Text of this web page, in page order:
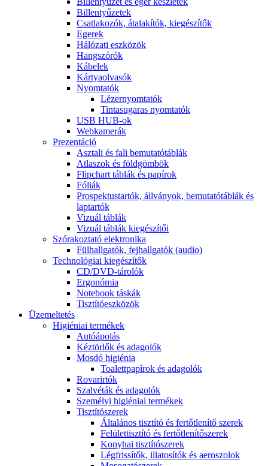
Billentyűzetek
Csatlakozók, átalakítók, kiegészítők
Egerek
Hálózati eszközök
Hangszórók
Kábelek
Kártyaolvasók
Nyomtatók
Lézernyomtatók
Tintasugaras nyomtatók
USB HUB-ok
Webkamerák
Prezentáció
Asztali és fali bemutatótáblák
Atlaszok és földgömbök
Flipchart táblák és papírok
Fóliák
Prospektustartók, állványok, bemutatótáblák és
laptartók
Vizuál táblák
Vizuál táblák kiegészítői
Szórakoztató elektronika
Fülhallgatók, fejhallgatók (audio)
Technológiai kiegészítők
CD/DVD-tárolók
Ergonómia
Notebook táskák
Tisztítóeszközök
Üzemeltetés
Higiéniai termékek
Autóápolás
Kéztörlők és adagolók
Mosdó higiénia
Toalettpapírok és adagolók
Rovarirtók
Szalvéták és adagolók
Személyi higiéniai termékek
Tisztítószerek
Általános tisztító és fertőtlenítő szerek
Felülettisztító és fertőtlenítőszerek
Konyhai tisztítószerek
Légfrissítők, illatosítók és aeroszolok